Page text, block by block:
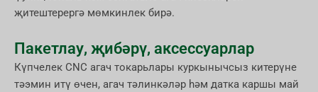
җитештерергә мөмкинлек бирә.
Пакетлау, җибәрү, аксессуарлар
Күпчелек CNC агач токарьлары куркынычсыз китерүне
тәэмин итү өчен, агач тәлинкәләр һәм датка каршы май